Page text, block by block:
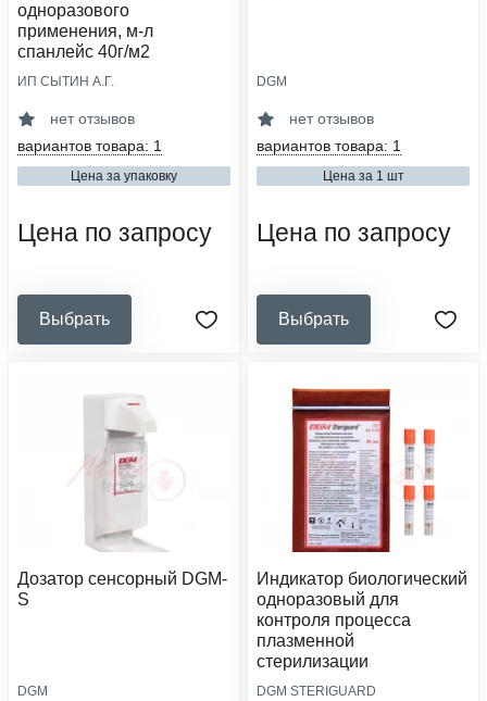
одноразового
применения, м-л
спанлейс 40г/м2
стерилизация
40
сфера деятельности:
салоны красоты
ИП СЫТИН А.Г.
нет отзывов
вариантов товара: 1
Цена за упаковку
Цена по запросу
Выбрать
1
локтевой
кол-во в упаковке, шт:
DGM
нет отзывов
вариантов товара: 1
Цена за 1 шт
Цена по запросу
Выбрать
Дозатор сенсорный DGM-
S
DGM
Индикатор биологический
одноразовый для
контроля процесса
плазменной
стерилизации
DGM STERIGUARD